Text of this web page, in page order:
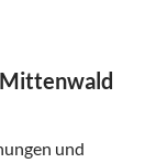
und